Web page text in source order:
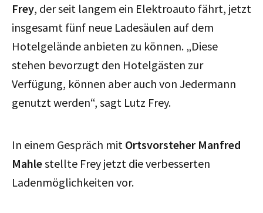
Frey, der seit langem ein Elektroauto fährt, jetzt
insgesamt fünf neue Ladesäulen auf dem
Hotelgelände anbieten zu können. „Diese
stehen bevorzugt den Hotelgästen zur
Verfügung, können aber auch von Jedermann
genutzt werden“, sagt Lutz Frey.
In einem Gespräch mit Ortsvorsteher Manfred
Mahlestellte Frey jetzt die verbesserten
Ladenmöglichkeiten vor.